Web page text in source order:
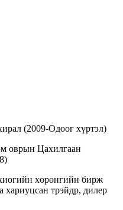
(2009-Одоог хүртэл)
оврын Цахилгаан
хөрөнгийн бирж
хариуцсан трэйдр, дилер